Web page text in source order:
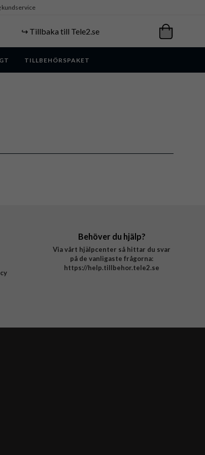
kundservice
↪️ Tillbaka till Tele2.se
TILLBEHÖRSPAKET
Behöver du hjälp?
Via vårt hjälpcenter så hittar du svar
på de vanligaste frågorna:
https://help.tillbehor.tele2.se